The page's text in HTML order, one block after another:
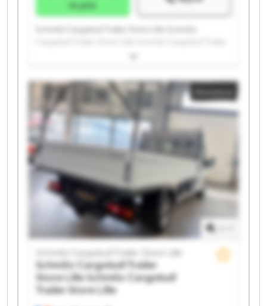
le prix
Schmitz Cargobull Trailer Store Lille Schmitz
Store Lille Schmitz Cargobull Trailer Store Lille
Cargobull Trailer Store Lille Schmitz Cargobull Trailer
Store Lille Schmitz Cargobull Trailer Store Lille
Schmitz Cargobull Trailer Store Lille Schmitz
Cargobull Trailer Store Lille Schmitz Cargobull Trailer
Store Lille Schmitz Cargobull Trailer Store Lille
Schmitz Cargobull Trailer Store Lille Schmitz
Cargobull Trailer Store Lille Schmitz Cargobull Trailer
Store Lille Schmitz Cargobull Trailer Store Lille
Schmitz Cargobull Trailer Store Lille Schmitz
Cargobull Trailer Store Lille Schmitz Cargobull Trailer
Store Lille Schmitz Cargobull Trailer Store Lille
Annonce
Schmitz Cargobull Trailer Store Lille
Schmitz Cargobull Trailer
Store Lille Schmitz Cargobull
Trailer Store Lille